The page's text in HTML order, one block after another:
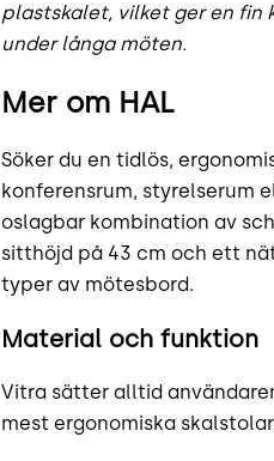
plastskalet, vilket ger en fin
under långa möten.
Mer om HAL
Söker du en tidlös,
konferensrum, styrelserum
oslagbar kombination av
sitthöjd på 43 cm och ett
typer av mötesbord.
Material och funktion
Vitra sätter alltid
mest ergonomiska